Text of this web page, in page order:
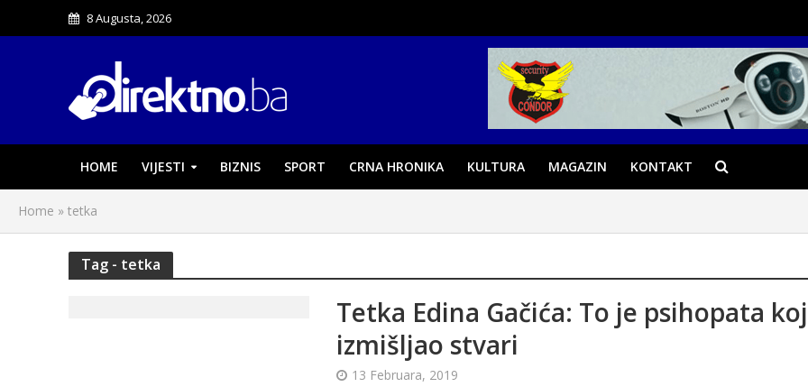
8 Augusta, 2026
HOME VIJESTI BIZNIS SPORT CRNA HRONIKA KULTURA MAGAZIN KONTAKT
Home » tetka
Tag - tetka
Tetka Edina Gačića: To je psihopata
izmišljao stvari
13 Februara, 2019